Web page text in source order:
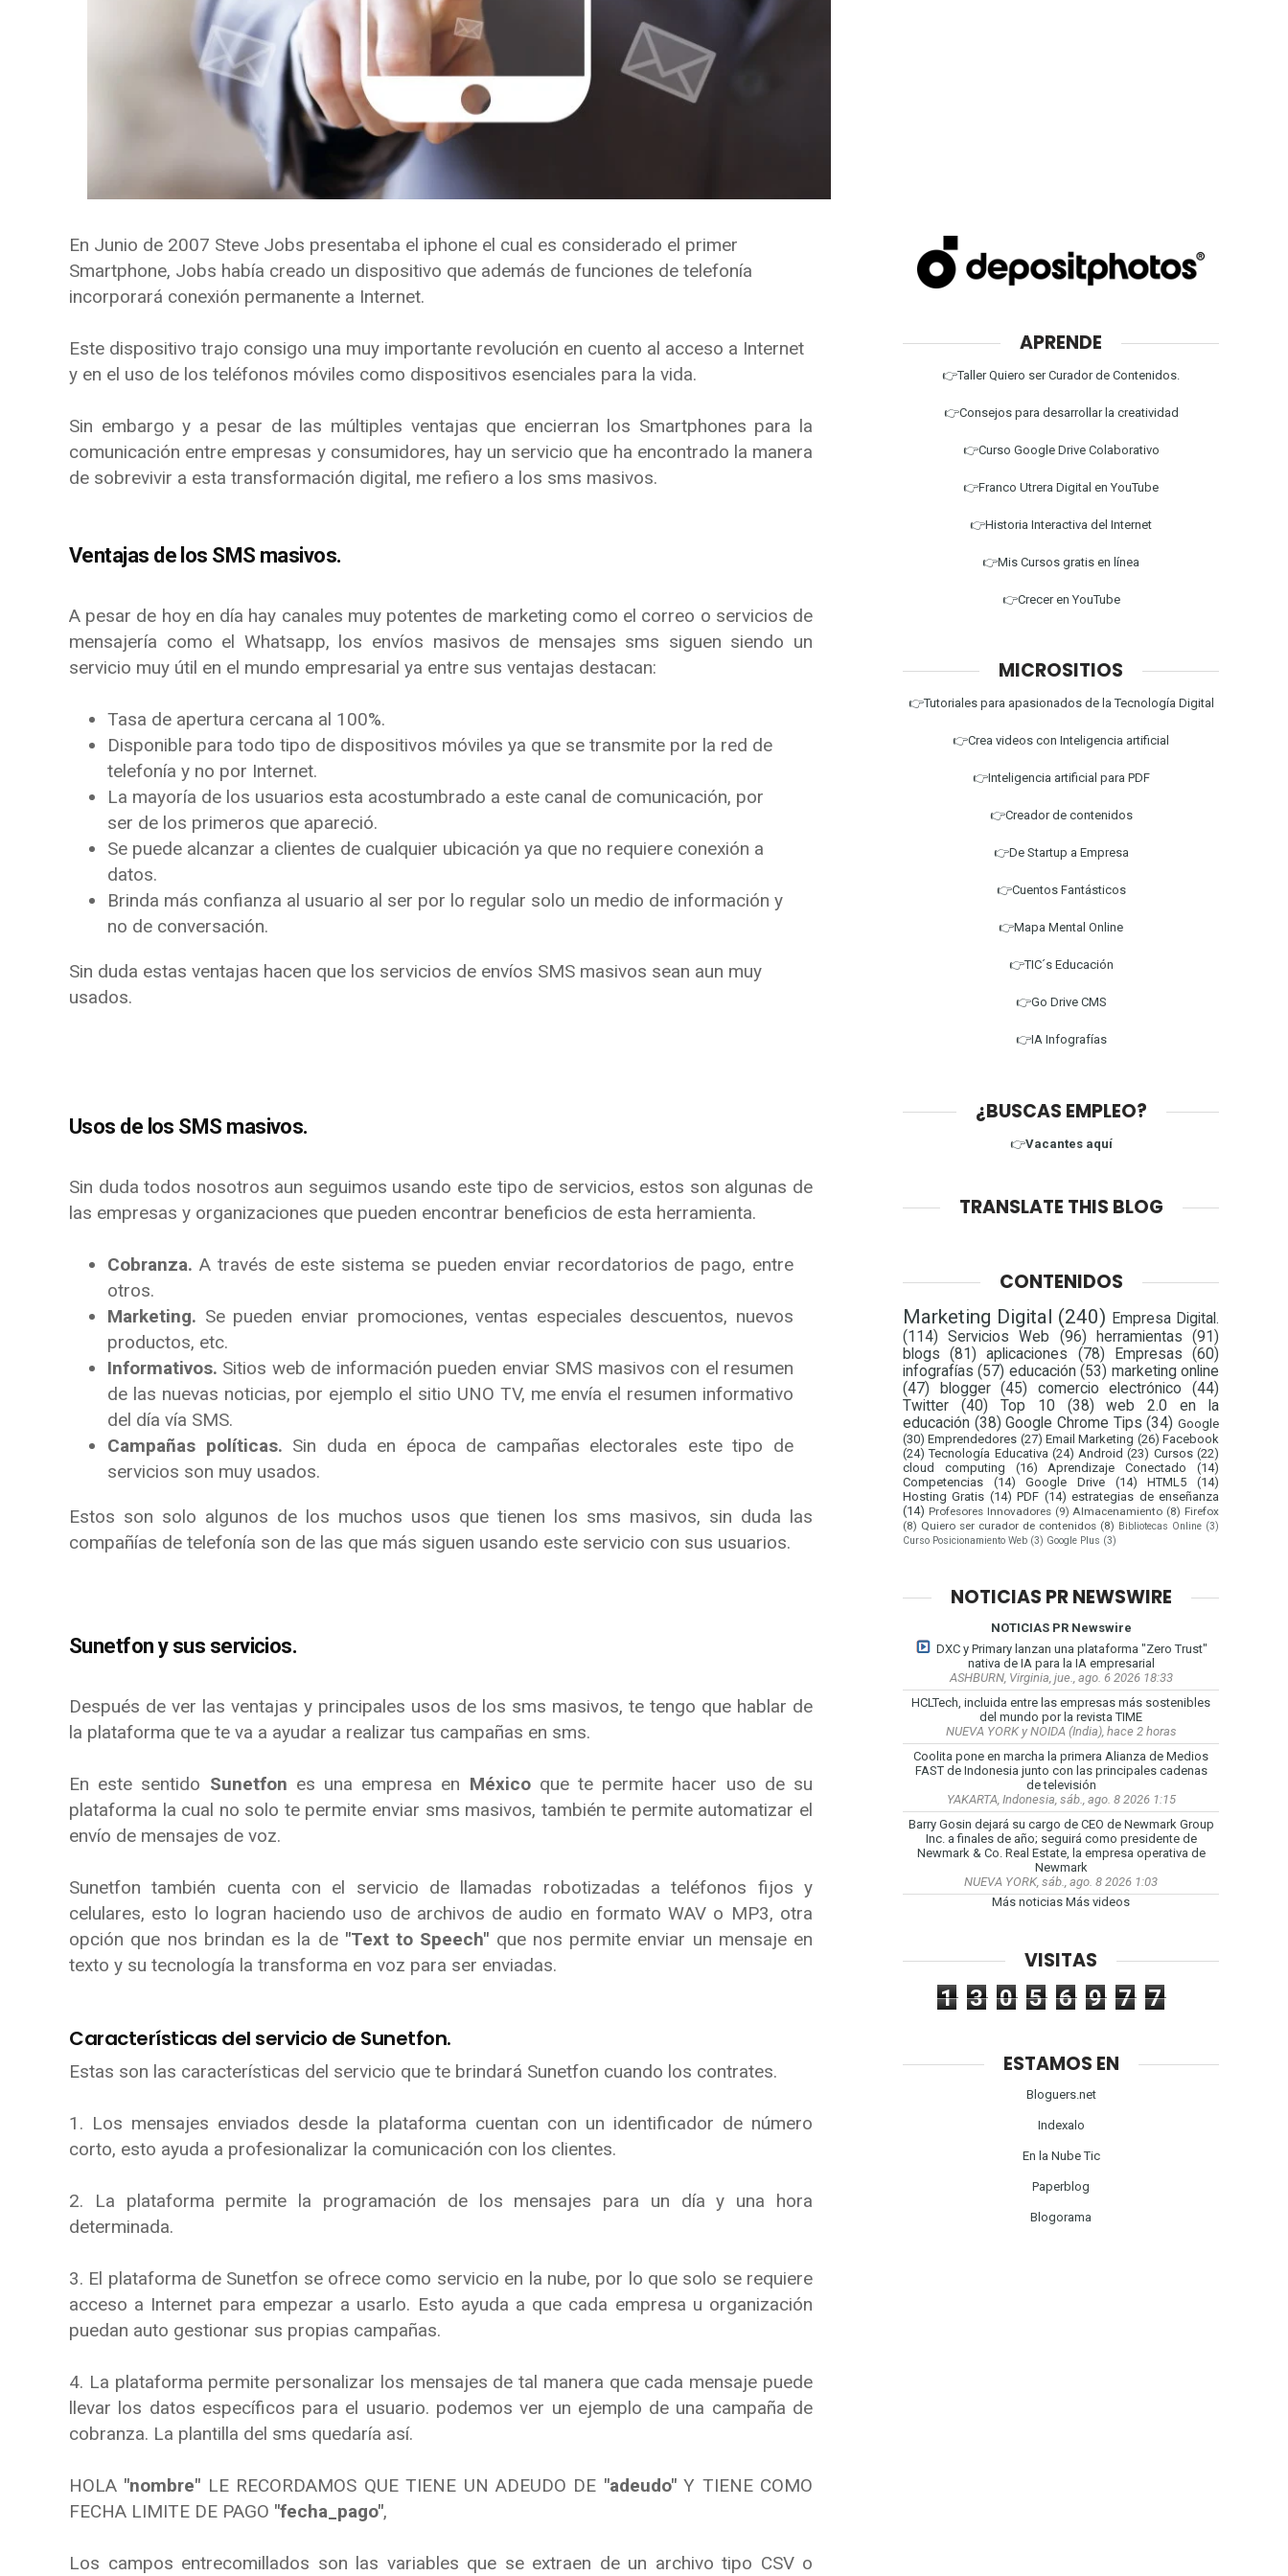
En Junio de 2007 Steve Jobs presentaba el iphone el cual es considerado el primer
Smartphone, Jobs había creado un dispositivo que además de funciones de telefonía
incorporará conexión permanente a Internet.
Este dispositivo trajo consigo una muy importante revolución en cuento al acceso a Internet
y en el uso de los teléfonos móviles como dispositivos esenciales para la vida.
Sin embargo y a pesar de las múltiples ventajas que encierran los Smartphones para la
comunicación entre empresas y consumidores, hay un servicio que ha encontrado la manera
de sobrevivir a esta transformación digital, me refiero a los sms masivos.
Ventajas de los SMS masivos.
A pesar de hoy en día hay canales muy potentes de marketing como el correo o servicios de
mensajería como el Whatsapp, los envíos masivos de mensajes sms siguen siendo un
servicio muy útil en el mundo empresarial ya entre sus ventajas destacan:
Tasa de apertura cercana al 100%.
Disponible para todo tipo de dispositivos móviles ya que se transmite por la red de
telefonía y no por Internet.
La mayoría de los usuarios esta acostumbrado a este canal de comunicación, por
ser de los primeros que apareció.
Se puede alcanzar a clientes de cualquier ubicación ya que no requiere conexión a
datos.
Brinda más confianza al usuario al ser por lo regular solo un medio de información y
no de conversación.
Sin duda estas ventajas hacen que los servicios de envíos SMS masivos sean aun muy
usados.
Usos de los SMS masivos.
Sin duda todos nosotros aun seguimos usando este tipo de servicios, estos son algunas de
las empresas y organizaciones que pueden encontrar beneficios de esta herramienta.
Cobranza. A través de este sistema se pueden enviar recordatorios de pago, entre
otros.
Marketing. Se pueden enviar promociones, ventas especiales descuentos, nuevos
productos, etc.
Informativos. Sitios web de información pueden enviar SMS masivos con el resumen
de las nuevas noticias, por ejemplo el sitio UNO TV, me envía el resumen informativo
del día vía SMS.
Campañas políticas. Sin duda en época de campañas electorales este tipo de
servicios son muy usados.
Estos son solo algunos de los muchos usos que tienen los sms masivos, sin duda las
compañías de telefonía son de las que más siguen usando este servicio con sus usuarios.
Sunetfon y sus servicios.
Después de ver las ventajas y principales usos de los sms masivos, te tengo que hablar de
la plataforma que te va a ayudar a realizar tus campañas en sms.
En este sentido Sunetfon es una empresa en Méxicoque te permite hacer uso de su
plataforma la cual no solo te permite enviar sms masivos, también te permite automatizar el
envío de mensajes de voz.
Sunetfon también cuenta con el servicio de llamadas robotizadas a teléfonos fijos y
celulares, esto lo logran haciendo uso de archivos de audio en formato WAV o MP3, otra
opción que nos brindan es la de"Text to Speech" que nos permite enviar un mensaje en
texto y su tecnología la transforma en voz para ser enviadas.
Características del servicio de Sunetfon.
Estas son las características del servicio que te brindará Sunetfon cuando los contrates.
1. Los mensajes enviados desde la plataforma cuentan con un identificador de número
corto, esto ayuda a profesionalizar la comunicación con los clientes.
2. La plataforma permite la programación de los mensajes para un día y una hora
determinada.
3. El plataforma de Sunetfon se ofrece como servicio en la nube, por lo que solo se requiere
acceso a Internet para empezar a usarlo. Esto ayuda a que cada empresa u organización
puedan auto gestionar sus propias campañas.
4. La plataforma permite personalizar los mensajes de tal manera que cada mensaje puede
llevar los datos específicos para el usuario. podemos ver un ejemplo de una campaña de
cobranza. La plantilla del sms quedaría así.
HOLA "nombre" LE RECORDAMOS QUE TIENE UN ADEUDO DE "adeudo"Y TIENE COMO
FECHA LIMITE DE PAGO "fecha_pago",
Los campos entrecomillados son las variables que se extraen de un archivo tipo CSV o
APRENDE
👉Taller Quiero ser Curador de Contenidos.
👉Consejos para desarrollar la creatividad
👉Curso Google Drive Colaborativo
👉Franco Utrera Digital en YouTube
👉Historia Interactiva del Internet
👉Mis Cursos gratis en línea
👉Crecer en YouTube
MICROSITIOS
👉Tutoriales para apasionados de la Tecnología Digital
👉Crea videos con Inteligencia artificial
👉Inteligencia artificial para PDF
👉Creador de contenidos
👉De Startup a Empresa
👉Cuentos Fantásticos
👉Mapa Mental Online
👉TIC´s Educación
👉Go Drive CMS
👉IA Infografías
¿BUSCAS EMPLEO?
👉Vacantes aquí
TRANSLATE THIS BLOG
CONTENIDOS
Marketing Digital (240) Empresa Digital.
(114)
Servicios Web (96) herramientas
(91)
blogs
(81) aplicaciones (78) Empresas
(60)
infografías (57) educación (53) marketing online
(47)
blogger (45) comercio electrónico
(44)
Twitter
(40) Top 10 (38)
web 2.0 en la
educación (38) Google Chrome Tips (34) Google
(30) Emprendedores (27) Email Marketing (26) Facebook
(24) Tecnología Educativa (24) Android (23) Cursos (22)
cloud computing
(16) Aprendizaje Conectado
(14)
Competencias
(14) Google Drive (14) HTML5
(14)
Hosting Gratis (14) PDF (14) estrategias de enseñanza
(14) Profesores Innovadores (9) Almacenamiento (8) Firefox
(8) Quiero ser curador de contenidos (8) Bibliotecas Online (3)
Curso Posicionamiento Web (3) Google Plus (3)
NOTICIAS PR NEWSWIRE
NOTICIAS PR Newswire
DXC y Primary lanzan una plataforma "Zero Trust"
nativa de IA para la IA empresarial
ASHBURN, Virginia, jue., ago. 6 2026 18:33
HCLTech, incluida entre las empresas más sostenibles
del mundo por la revista TIME
NUEVA YORK y NOIDA (India), hace 2 horas
Coolita pone en marcha la primera Alianza de Medios
FAST de Indonesia junto con las principales cadenas
de televisión
YAKARTA, Indonesia, sáb., ago. 8 2026 1:15
Barry Gosin dejará su cargo de CEO de Newmark Group
Inc. a finales de año; seguirá como presidente de
Newmark & Co. Real Estate, la empresa operativa de
Newmark
NUEVA YORK, sáb., ago. 8 2026 1:03
Más noticias Más videos
VISITAS
1 3 0 5 6 9 7 7
ESTAMOS EN
Bloguers.net
Indexalo
En la Nube Tic
Paperblog
Blogorama